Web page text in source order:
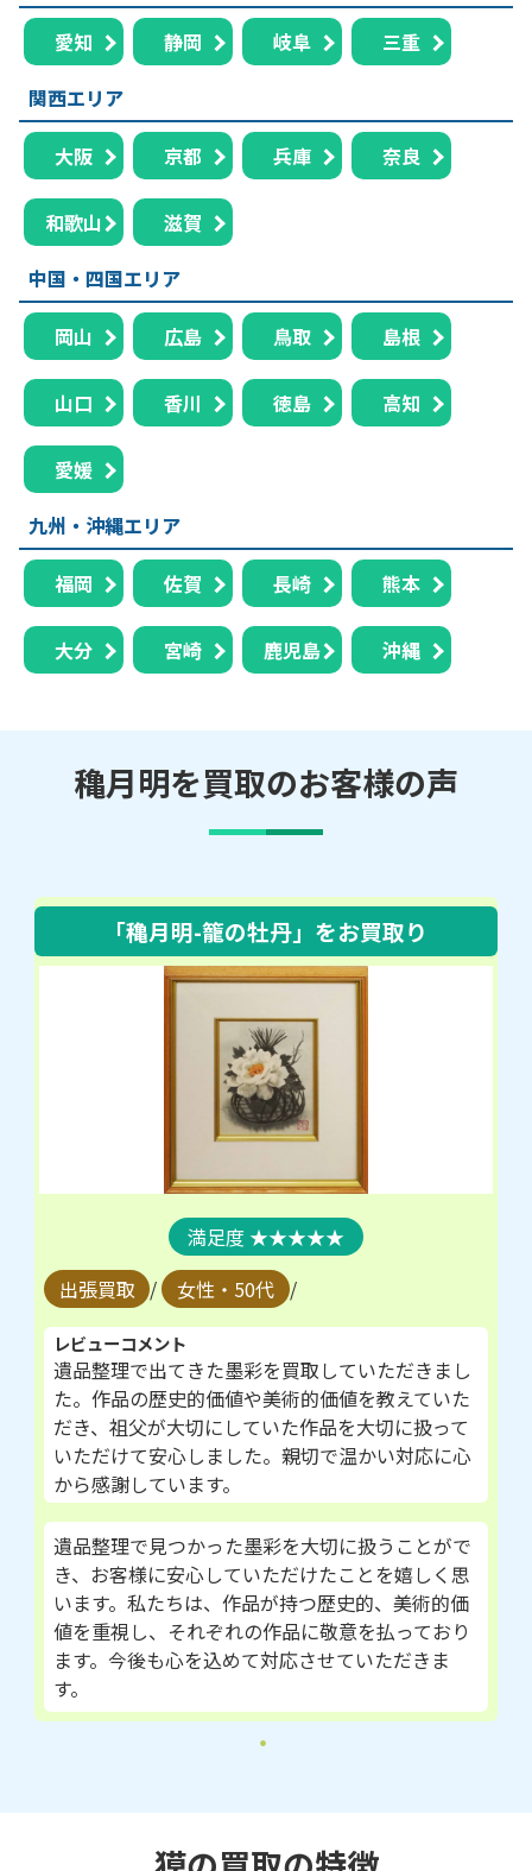
愛知 静岡 岐阜
三重
関西エリア
大阪 京都 兵庫 奈良
和歌山
滋賀
中国・四国エリア
岡山 広島 鳥取 島根
山口 香川 徳島 高知
愛媛
九州・沖縄エリア
福岡 佐賀 長崎 熊本
大分 宮崎 鹿児島 沖縄
穐月明を買取のお客様の声
「穐月明-籠の牡丹」 をお買取り
★★★★★
出張買取 / 女性・50代 /
レビューコメント
遺品整理で出てきた墨彩を買取していただきまし
た。作品の歴史的価値や美術的価値を教えていた
だき、祖父が大切にしていた作品を大切に扱って
いただけて安心しました。親切で温かい対応に心
から感謝しています。
遺品整理で見つかった墨彩を大切に扱うことがで
き、お客様に安心していただけたことを嬉しく思
います。私たちは、作品が持つ歴史的、美術的価
値を重視し、それぞれの作品に敬意を払っており
ます。今後も心を込めて対応させていただきま
す。